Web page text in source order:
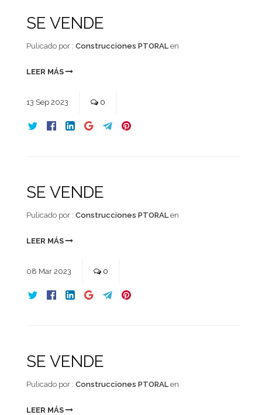
SE VENDE
Pulicado por : Construcciones PTORAL en
LEER MÁS
13 Sep 2023 0
SE VENDE
Pulicado por : Construcciones PTORAL en
LEER MÁS
08 Mar 2023 0
SE VENDE
Pulicado por : Construcciones PTORAL en
LEER MÁS